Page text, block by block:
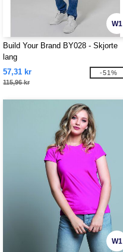
W1
Build Your Brand BY028 - Skjorte
lang
57,31 kr
115,96 kr
-51%
W1